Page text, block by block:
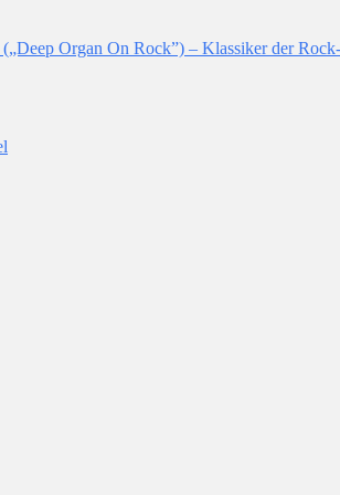
Organ On Rock”) – Klassiker der